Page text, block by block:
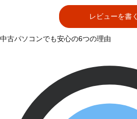
レビューを書く
中古パソコンでも安心の6つの理由